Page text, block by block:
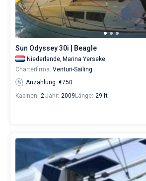
eines
erholsamen
Urlaubs
als
für
Segler,
die
sich
ihr
Leben
Yerseke.
Sun Odyssey 30i | Beagle
Niederlande, Marina Yerseke
Charterfirma: Venturi-Sailing
Anzahlung: €750
Kabinen: 2Jahr: 2009 Länge: 29 ft